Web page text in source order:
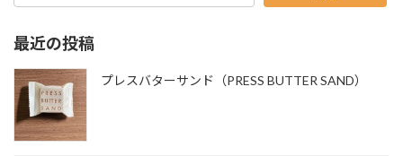
最近の投稿
プレスバターサンド（PRESS BUTTER SAND）